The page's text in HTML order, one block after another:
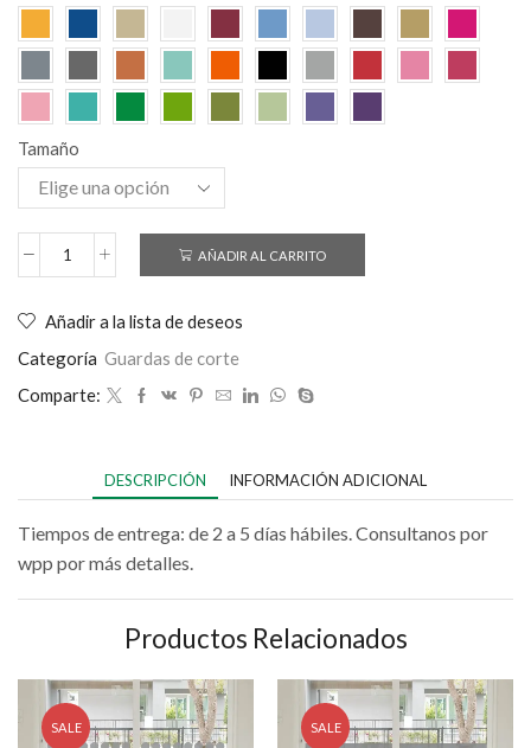
Tamaño
AÑADIR AL CARRITO
Añadir a la lista de deseos
Categoría Guardas de corte
Comparte:
DESCRIPCIÓN INFORMACIÓN ADICIONAL
Tiempos de entrega: de 2 a 5 días hábiles. Consultanos por
wpp por más detalles.
Productos Relacionados
SALE SALE